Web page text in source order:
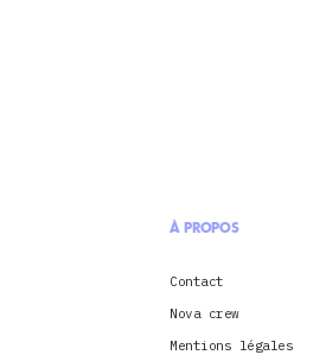
À PROPOS
Contact
Nova crew
Mentions légales